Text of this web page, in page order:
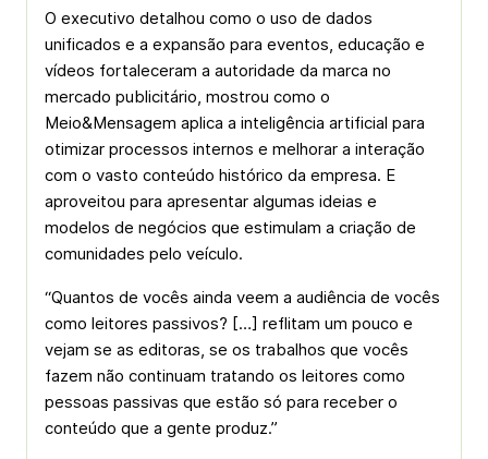
O executivo detalhou como o uso de dados
unificados e a expansão para eventos, educação e
vídeos fortaleceram a autoridade da marca no
mercado publicitário, mostrou como o
Meio&Mensagem aplica a inteligência artificial para
otimizar processos internos e melhorar a interação
com o vasto conteúdo histórico da empresa. E
aproveitou para apresentar algumas ideias e
modelos de negócios que estimulam a criação de
comunidades pelo veículo.
“Quantos de vocês ainda veem a audiência de vocês
como leitores passivos? […] reflitam um pouco e
vejam se as editoras, se os trabalhos que vocês
fazem não continuam tratando os leitores como
pessoas passivas que estão só para receber o
conteúdo que a gente produz.”